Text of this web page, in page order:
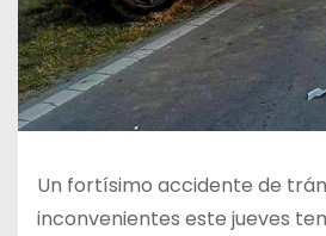
Un fortísimo accidente de
inconvenientes este jueves